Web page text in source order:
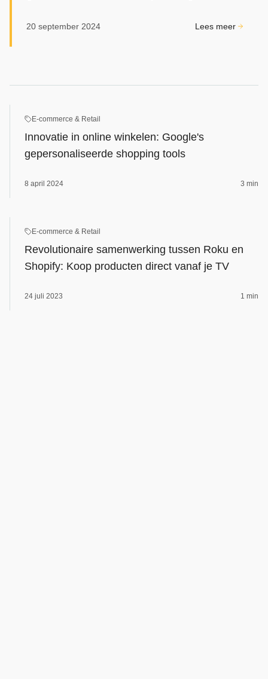
20 september 2024 Lees meer
E‑commerce & Retail
Innovatie in online winkelen: Google's
gepersonaliseerde shopping tools
8 april 2024 3 min
E‑commerce & Retail
Revolutionaire samenwerking tussen Roku en
Shopify: Koop producten direct vanaf je TV
24 juli 2023 1 min